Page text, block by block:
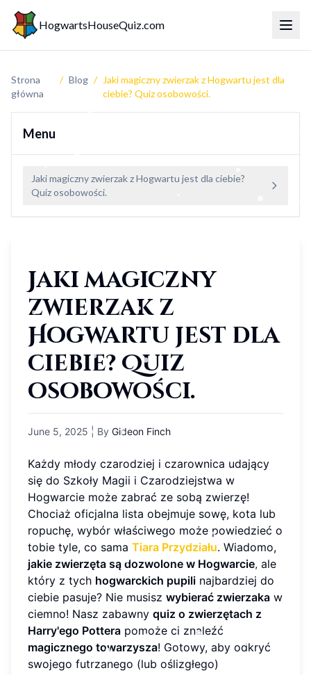
HogwartsHouseQuiz.com
Strona
główna
/ Blog / Jaki magiczny zwierzak z Hogwartu jest dla
ciebie? Quiz osobowości.
Menu
Jaki magiczny zwierzak z Hogwartu jest dla ciebie?
Quiz osobowości.
Jaki magiczny
zwierzak z
Hogwartu jest dla
ciebie? Quiz
osobowości.
June 5, 2025 | By Gideon Finch
Każdy młody czarodziej i czarownica udający
się do Szkoły Magii i Czarodziejstwa w
Hogwarcie może zabrać ze sobą zwierzę!
Chociaż oficjalna lista obejmuje sowę, kota lub
ropuchę, wybór właściwego może powiedzieć o
tobie tyle, co sama Tiara Przydziału. Wiadomo,
jakie zwierzęta są dozwolone w Hogwarcie, ale
który z tych hogwarckich pupili najbardziej do
ciebie pasuje? Nie musisz wybierać zwierzaka w
ciemno! Nasz zabawny quiz o zwierzętach z
Harry'ego Pottera pomoże ci znaleźć
magicznego towarzysza! Gotowy, aby odkryć
swojego futrzanego (lub oślizgłego)